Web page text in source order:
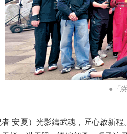
●「
夏）光影鑄武魂，匠心啟新程